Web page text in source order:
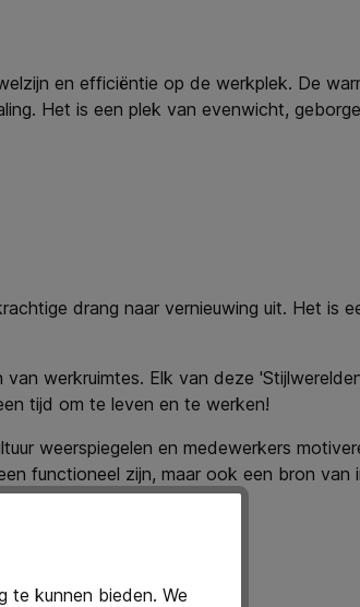
en efficiëntie op de werkplek. De
Het is een plek van evenwicht,
drang naar vernieuwing uit. Het is
werkruimtes. Elk van deze
tijd om te leven en te werken!
weerspiegelen en medewerkers
functioneel zijn, maar ook een bron van
van kantoren!
te kunnen bieden. We